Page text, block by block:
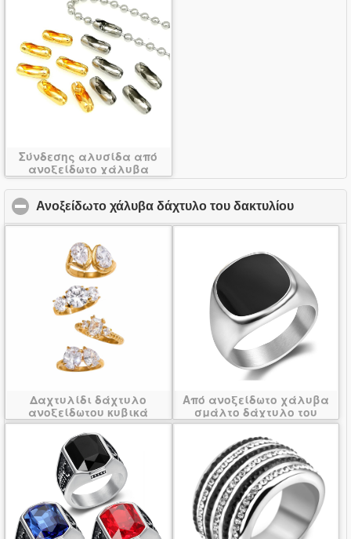
Σύνδεσης αλυσίδα από
ανοξείδωτο χάλυβα
μπάλα
Ανοξείδωτο χάλυβα δάχτυλο του δακτυλίου
Δαχτυλίδι δάχτυλο
ανοξείδωτου κυβικά
ζιρκονία
Από ανοξείδωτο χάλυβα
σμάλτο δάχτυλο του
δακτυλίου